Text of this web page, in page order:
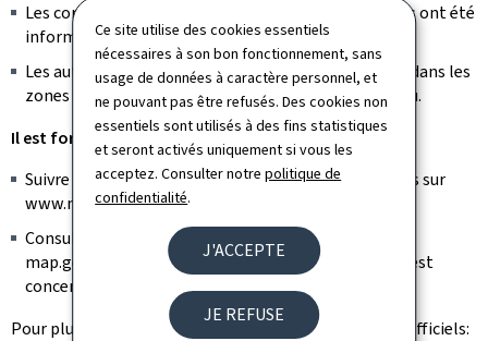
Ce site utilise des cookies essentiels
nécessaires à son bon fonctionnement, sans
usage de données à caractère personnel, et
ne pouvant pas être refusés. Des cookies non
essentiels sont utilisés à des fins statistiques
et seront activés uniquement si vous les
acceptez. Consulter notrepolitique de
confidentialité.
J'ACCEPTE
JE REFUSE
Les communes ainsi que les exploitants de campings ont été
informés.
Les autorités appellent à la vigilance, en particulier dans les
zones de camping situées à proximité des cours d’eau.
Il est fortement recommandé de:
Suivre régulièrement les prévisions météorologiques sur
www.meteolux.lu
Consulter les cartes de danger de fortes pluies sur
map.geoportail.lu pour vérifier si votre localisation est
concernée.
Pour plus d'informations, veuillez consulter les sites officiels: